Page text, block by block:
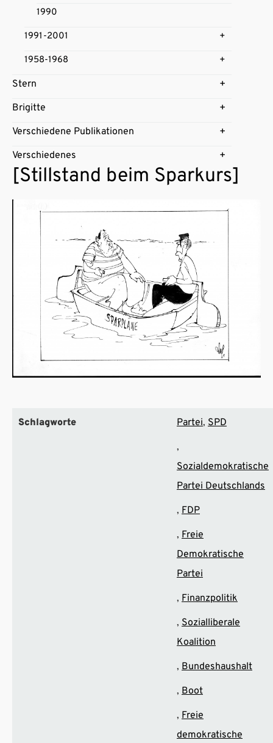
1990
1991-2001
1958-1968
Stern
Brigitte
Verschiedene Publikationen
Verschiedenes
[Stillstand beim Sparkurs]
Schlagworte Partei SPD
Sozialdemokratische
Partei Deutschlands
FDP
Freie
Demokratische
Partei
Finanzpolitik
Sozialliberale
Koalition
Bundeshaushalt
Boot
Freie
demokratische